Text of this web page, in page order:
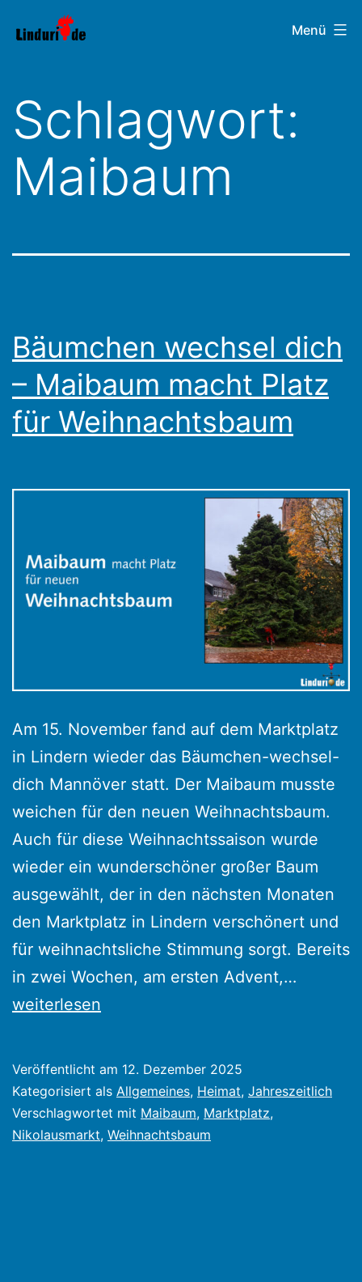
Inhalt
Linduri.de Menü
Schlagwort:
Maibaum
Bäumchen wechsel dich
– Maibaum macht Platz
für Weihnachtsbaum
Am 15. November fand auf dem Marktplatz
in Lindern wieder das Bäumchen-wechsel-
dich Mannöver statt. Der Maibaum musste
weichen für den neuen Weihnachtsbaum.
Auch für diese Weihnachtssaison wurde
wieder ein wunderschöner großer Baum
ausgewählt, der in den nächsten Monaten
den Marktplatz in Lindern verschönert und
für weihnachtsliche Stimmung sorgt. Bereits
in zwei Wochen, am ersten Advent,…
weiterlesen
Veröffentlicht am 12. Dezember 2025
Kategorisiert als Allgemeines, Heimat, Jahreszeitlich
Verschlagwortet mit Maibaum, Marktplatz,
Nikolausmarkt, Weihnachtsbaum